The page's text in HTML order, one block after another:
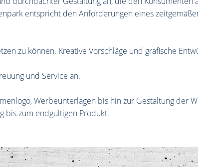
entspricht den Anforderungen eines
zu können. Kreative Vorschläge und grafische
und Service an.
Werbeunterlagen bis hin zur Gestaltung der
bis zum endgültigen Produkt.